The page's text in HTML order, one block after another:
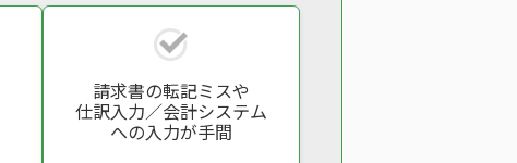
請求書の転記ミスや
仕訳入力／会計システム
への入力が手間